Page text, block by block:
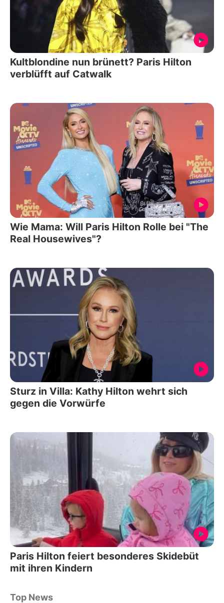
Kultblondine nun brünett? Paris Hilton
verblüfft auf Catwalk
Wie Mama: Will Paris Hilton Rolle bei "The
Real Housewives"?
Sturz in Villa: Kathy Hilton wehrt sich
gegen die Vorwürfe
Paris Hilton feiert besonderes Skidebüt
mit ihren Kindern
Top News